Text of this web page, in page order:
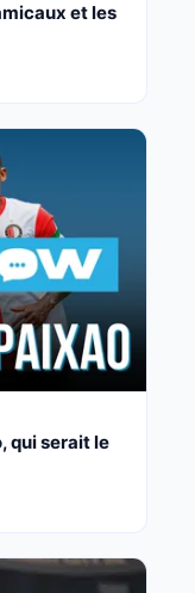
et les
qui serait le